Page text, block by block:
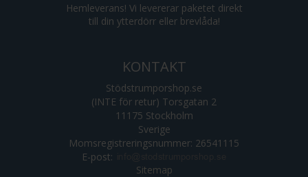
Hemleverans! Vi levererar paketet direkt
till din ytterdörr eller brevlåda!
KONTAKT
Stödstrumporshop.se
(INTE för retur) Torsgatan 2
11175 Stockholm
Sverige
Momsregistreringsnummer: 26541115
E-post:
Sitemap